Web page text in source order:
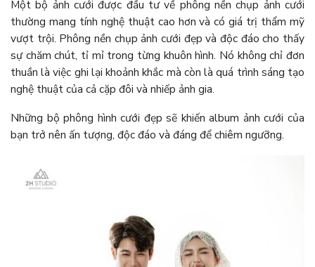
Một bộ ảnh cưới được đầu tư về phông nền chụp ảnh cưới
thường mang tính nghệ thuật cao hơn và có giá trị thẩm mỹ
vượt trội. Phông nền chụp ảnh cưới đẹp và độc đáo cho thấy
sự chăm chút, tỉ mỉ trong từng khuôn hình. Nó không chỉ đơn
thuần là việc ghi lại khoảnh khắc mà còn là quá trình sáng tạo
nghệ thuật của cả cặp đôi và nhiếp ảnh gia.
Những bộ phông hình cưới đẹp sẽ khiến album ảnh cưới của
bạn trở nên ấn tượng, độc đáo và đáng để chiêm ngưỡng.